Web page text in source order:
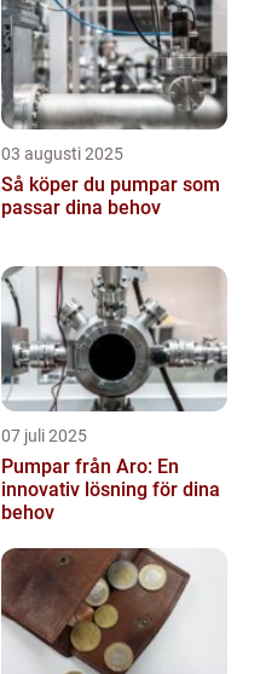
03 augusti 2025
Så köper du pumpar som
passar dina behov
07 juli 2025
Pumpar från Aro: En
innovativ lösning för dina
behov